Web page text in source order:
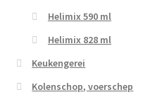
Helimix 590 ml
Helimix 828 ml
Keukengerei
Kolenschop, voerschep